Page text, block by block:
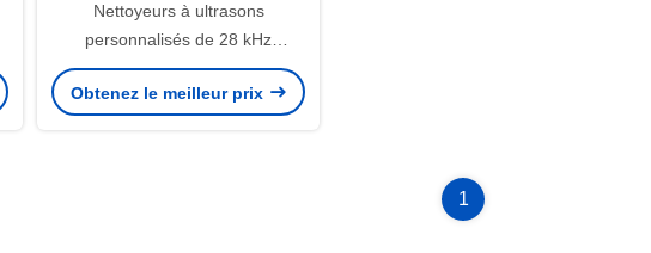
Nettoyeurs à ultrasons
personnalisés de 28 kHz
Machine de nettoyage à
ultrasons industrielle de 90 kW
Obtenez le meilleur prix
1